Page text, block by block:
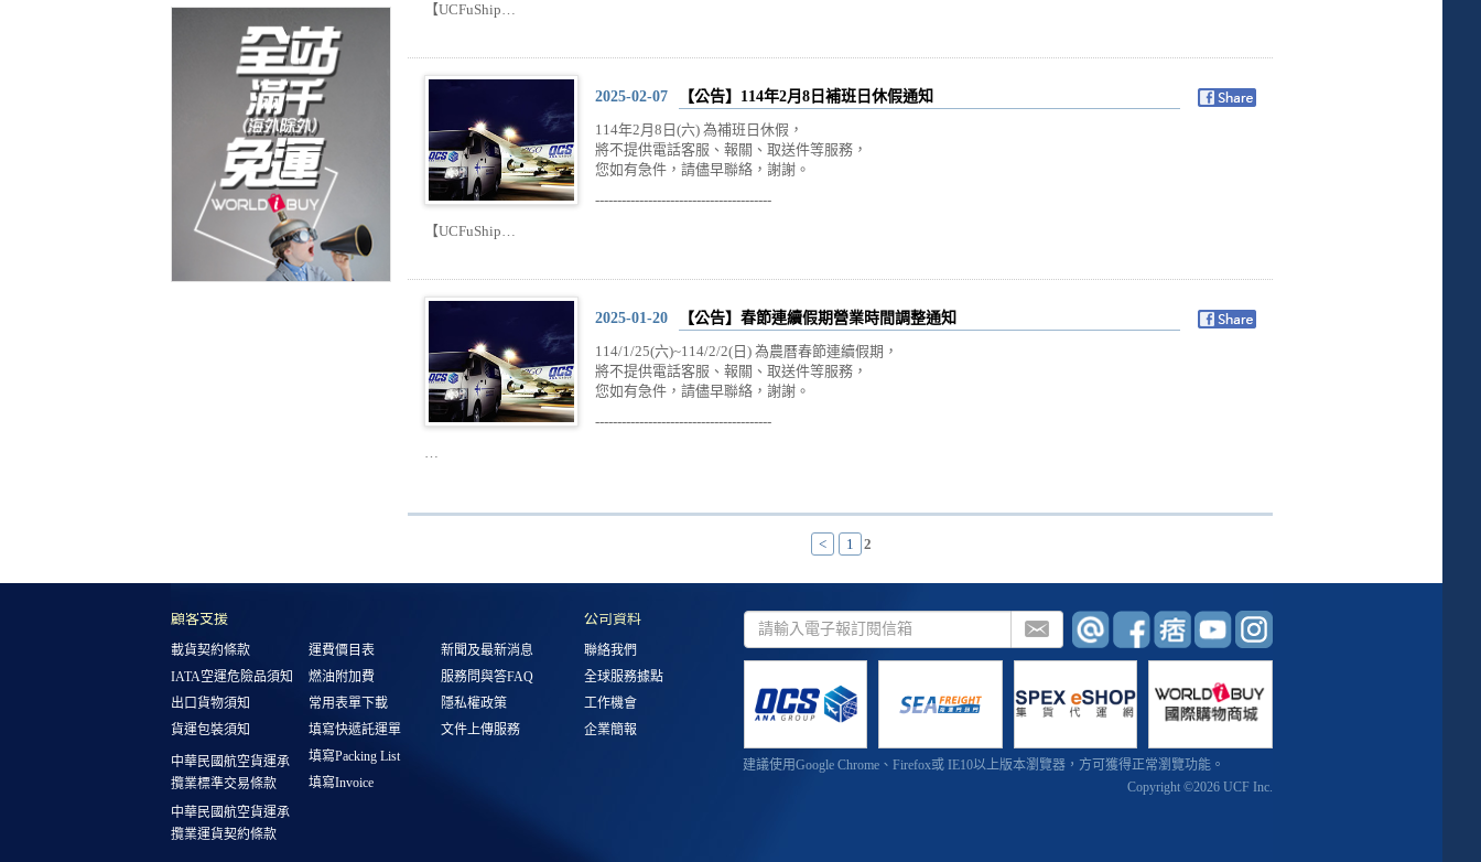
【UCFuShip…
2025-02-07
【公告】114年2月8日補班日休假通知
114年2月8日(六) 為補班日休假，
將不提供電話客服、報關、取送件等服務，
您如有急件，請儘早聯絡，謝謝。
----------------------------------------
【UCFuShip…
2025-01-20
【公告】春節連續假期營業時間調整通知
114/1/25(六)~114/2/2(日) 為農曆春節連續假期，
將不提供電話客服、報關、取送件等服務，
您如有急件，請儘早聯絡，謝謝。
----------------------------------------
…
< 1 2
顧客支援
載貨契約條款
IATA空運危險品須知
出口貨物須知
貨運包裝須知
中華民國航空貨運承
攬業標準交易條款
中華民國航空貨運承
攬業運貨契約條款
運費價目表
燃油附加費
常用表單下載
填寫快遞託運單
填寫Packing List
填寫Invoice
新聞及最新消息
服務問與答FAQ
隱私權政策
文件上傳服務
公司資料
聯絡我們
全球服務據點
工作機會
企業簡報
建議使用Google Chrome、Firefox或 IE10以上版本瀏覽器，方可獲得正常瀏覽功能。
Copyright ©2026 UCF Inc.